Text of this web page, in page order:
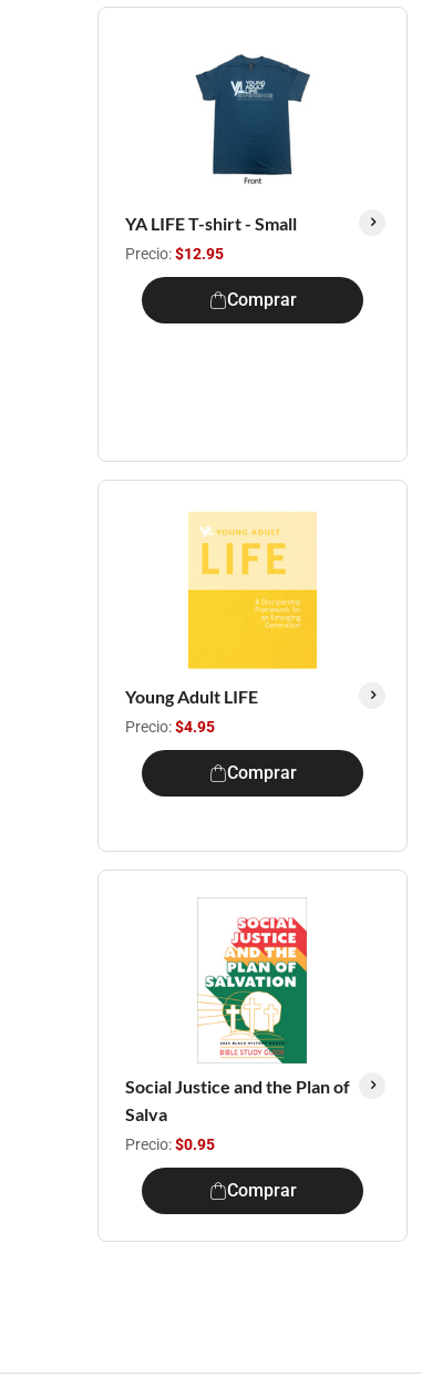
YA LIFE T-shirt - Small
Precio:$12.95
Comprar
Young Adult LIFE
Precio:$4.95
Comprar
Social Justice and the Plan of
Salva
Precio:$0.95
Comprar